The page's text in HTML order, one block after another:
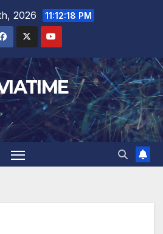
2026 11:12:19 PM